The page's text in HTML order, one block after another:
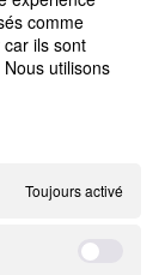
comme
ils sont
utilisons
Toujours activé